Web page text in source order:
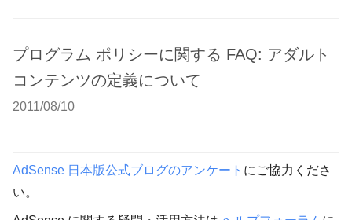
プログラム ポリシーに関する FAQ: アダルト
コンテンツの定義について
2011/08/10
AdSense 日本版公式ブログのアンケート にご協力くださ
い。